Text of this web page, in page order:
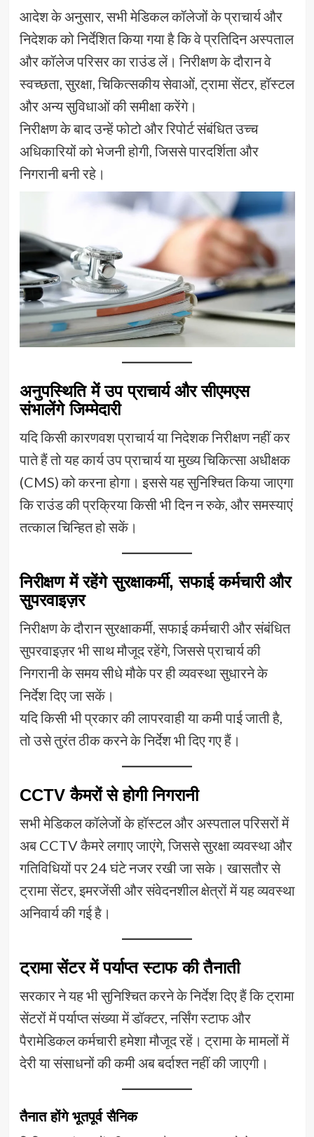
आदेश के अनुसार, सभी मेडिकल कॉलेजों के प्राचार्य और
निदेशक को निर्देशित किया गया है कि वे प्रतिदिन अस्पताल
और कॉलेज परिसर का राउंड लें। निरीक्षण के दौरान वे
स्वच्छता, सुरक्षा, चिकित्सकीय सेवाओं, ट्रामा सेंटर, हॉस्टल
और अन्य सुविधाओं की समीक्षा करेंगे।
निरीक्षण के बाद उन्हें फोटो और रिपोर्ट संबंधित उच्च
अधिकारियों को भेजनी होगी, जिससे पारदर्शिता और
निगरानी बनी रहे।
अनुपस्थिति में उप प्राचार्य और सीएमएस
संभालेंगे जिम्मेदारी
यदि किसी कारणवश प्राचार्य या निदेशक निरीक्षण नहीं कर
पाते हैं तो यह कार्य उप प्राचार्य या मुख्य चिकित्सा अधीक्षक
(CMS) को करना होगा। इससे यह सुनिश्चित किया जाएगा
कि राउंड की प्रक्रिया किसी भी दिन न रुके, और समस्याएं
तत्काल चिन्हित हो सकें।
निरीक्षण में रहेंगे सुरक्षाकर्मी, सफाई कर्मचारी और
सुपरवाइज़र
निरीक्षण के दौरान सुरक्षाकर्मी, सफाई कर्मचारी और संबंधित
सुपरवाइज़र भी साथ मौजूद रहेंगे, जिससे प्राचार्य की
निगरानी के समय सीधे मौके पर ही व्यवस्था सुधारने के
निर्देश दिए जा सकें।
यदि किसी भी प्रकार की लापरवाही या कमी पाई जाती है,
तो उसे तुरंत ठीक करने के निर्देश भी दिए गए हैं।
CCTV कैमरों से होगी निगरानी
सभी मेडिकल कॉलेजों के हॉस्टल और अस्पताल परिसरों में
अब CCTV कैमरे लगाए जाएंगे, जिससे सुरक्षा व्यवस्था और
गतिविधियों पर 24 घंटे नजर रखी जा सके। खासतौर से
ट्रामा सेंटर, इमरजेंसी और संवेदनशील क्षेत्रों में यह व्यवस्था
अनिवार्य की गई है।
ट्रामा सेंटर में पर्याप्त स्टाफ की तैनाती
सरकार ने यह भी सुनिश्चित करने के निर्देश दिए हैं कि ट्रामा
सेंटरों में पर्याप्त संख्या में डॉक्टर, नर्सिंग स्टाफ और
पैरामेडिकल कर्मचारी हमेशा मौजूद रहें। ट्रामा के मामलों में
देरी या संसाधनों की कमी अब बर्दाश्त नहीं की जाएगी।
तैनात होंगे भूतपूर्व सैनिक